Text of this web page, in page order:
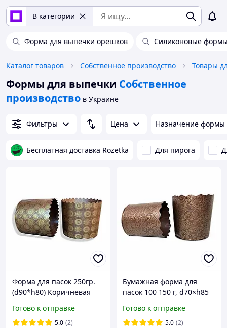
В категории
Форма для выпечки орешков Силиконовые
Каталог товаров Собственное производство Товары
Формы для выпечки Собственное
производство в Украине
Фильтры Цена Назначение формы
Бесплатная доставка Rozetka Для пирога
Форма для пасок 250гр.
(d90*h80) Коричневая
Готово к отправке
5.0 (2)
Бумажная форма для
пасок 100 150 г, d70×h85
упаковка 50 шт, для
выпечки крупнодных
Готово к отправке
5.0 (2)